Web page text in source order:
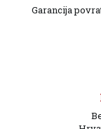
Garancija